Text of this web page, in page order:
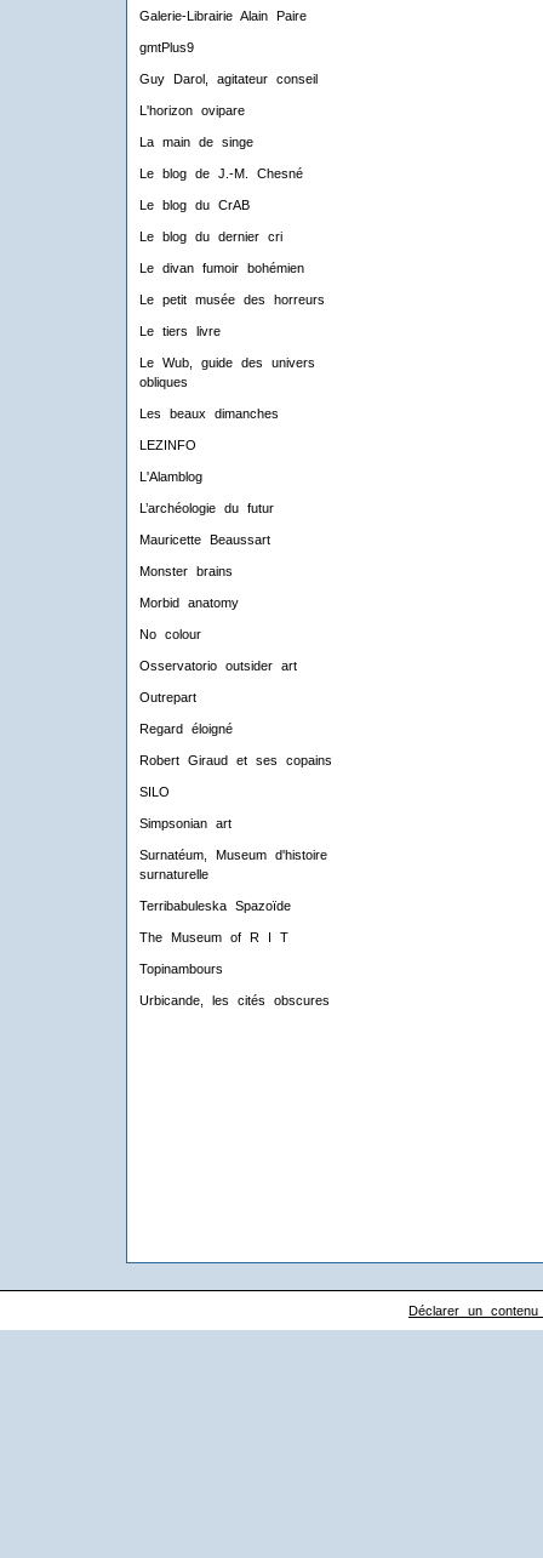
Galerie-Librairie Alain Paire
gmtPlus9
Guy Darol, agitateur conseil
L'horizon ovipare
La main de singe
Le blog de J.-M. Chesné
Le blog du CrAB
Le blog du dernier cri
Le divan fumoir bohémien
Le petit musée des horreurs
Le tiers livre
Le Wub, guide des univers
obliques
Les beaux dimanches
LEZINFO
L'Alamblog
L’archéologie du futur
Mauricette Beaussart
Monster brains
Morbid anatomy
No colour
Osservatorio outsider art
Outrepart
Regard éloigné
Robert Giraud et ses copains
SILO
Simpsonian art
Surnatéum, Museum d'histoire
surnaturelle
Terribabuleska Spazoïde
The Museum of R I T
Topinambours
Urbicande, les cités obscures
Déclarer un contenu